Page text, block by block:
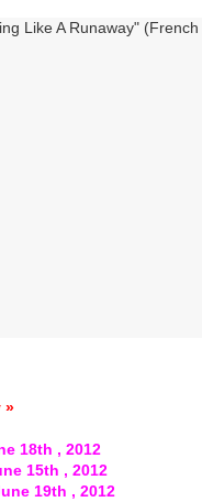
»
18th , 2012
15th , 2012
19th , 2012